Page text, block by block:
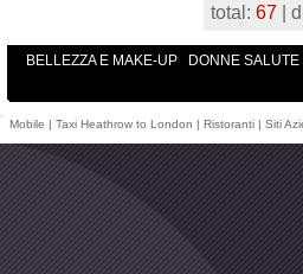
total: 67 |
BELLEZZA E MAKE-UP DONNE SALUTE
Mobile | Taxi Heathrow to London | Ristoranti | Siti